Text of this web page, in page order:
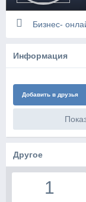
Бизнес-
Информация
Добавить в друзья
Другое
1